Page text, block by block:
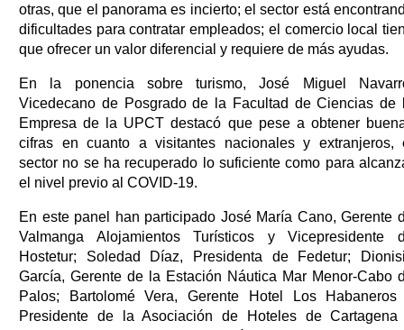
otras, que el panorama es incierto; el sector está
dificultades para contratar empleados; el comercio local
que ofrecer un valor diferencial y requiere de más ayudas.
En la ponencia sobre turismo, José Miguel
Vicedecano de Posgrado de la Facultad de Ciencias de
Empresa de la UPCT destacó que pese a obtener
cifras en cuanto a visitantes nacionales y extranjeros,
sector no se ha recuperado lo suficiente como para
el nivel previo al COVID-19.
En este panel han participado José María Cano, Gerente
Valmanga Alojamientos Turísticos y Vicepresidente
Hostetur; Soledad Díaz, Presidenta de Fedetur;
García, Gerente de la Estación Náutica Mar Menor-Cabo
Palos; Bartolomé Vera, Gerente Hotel Los Habaneros
Presidente de la Asociación de Hoteles de Cartagena